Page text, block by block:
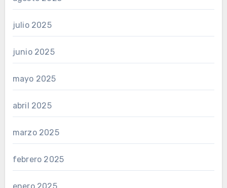
julio 2025
junio 2025
mayo 2025
abril 2025
marzo 2025
febrero 2025